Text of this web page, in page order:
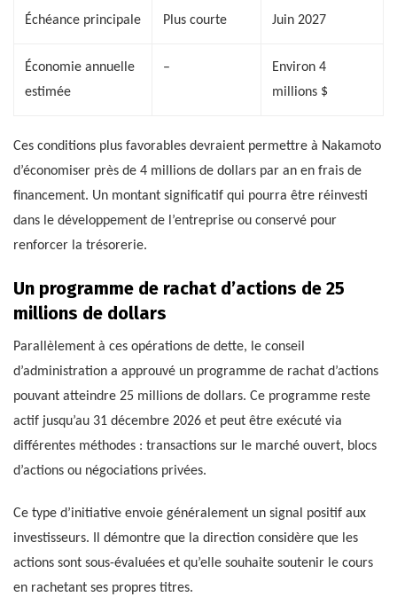
Échéance principale Plus courte Juin 2027
Économie annuelle
estimée
–
Environ 4
millions $
Ces conditions plus favorables devraient permettre à Nakamoto
d’économiser près de 4 millions de dollars par an en frais de
financement. Un montant significatif qui pourra être réinvesti
dans le développement de l’entreprise ou conservé pour
renforcer la trésorerie.
Un programme de rachat d’actions de 25
millions de dollars
Parallèlement à ces opérations de dette, le conseil
d’administration a approuvé un programme de rachat d’actions
pouvant atteindre 25 millions de dollars. Ce programme reste
actif jusqu’au 31 décembre 2026 et peut être exécuté via
différentes méthodes : transactions sur le marché ouvert, blocs
d’actions ou négociations privées.
Ce type d’initiative envoie généralement un signal positif aux
investisseurs. Il démontre que la direction considère que les
actions sont sous-évaluées et qu’elle souhaite soutenir le cours
en rachetant ses propres titres.